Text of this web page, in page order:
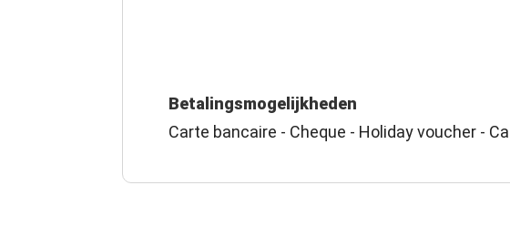
Betalingsmogelijkheden
Carte bancaire - Cheque - Holiday voucher -